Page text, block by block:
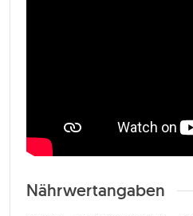
Nährwertangaben